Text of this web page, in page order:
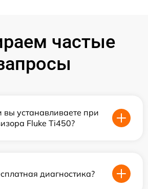
частые
вы устанавливаете при
Fluke Ti450?
диагностика?